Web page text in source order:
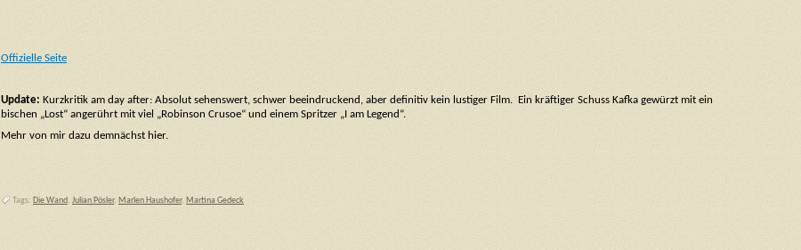
Offizielle Seite
Update: Kurzkritik am day after: Absolut sehenswert, schwer beeindruckend, aber definitiv kein lustiger Film. Ein kräftiger Schuss Kafka gewürzt mit ein
bischen „Lost“ angerührt mit viel „Robinson Crusoe“ und einem Spritzer „I am Legend“.
Mehr von mir dazu demnächst hier.
Tags: Die Wand, Julian Pösler, Marlen Haushofer, Martina Gedeck